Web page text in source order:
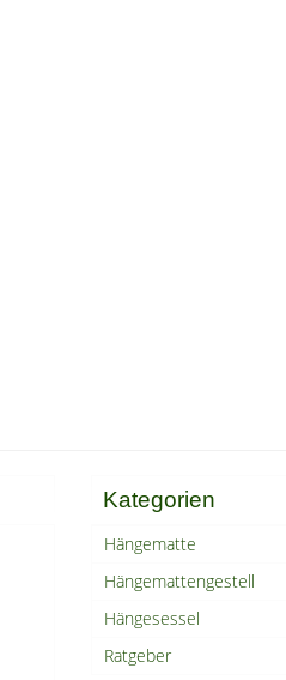
Kategorien
Hängematte
Hängemattengestell
Hängesessel
Ratgeber